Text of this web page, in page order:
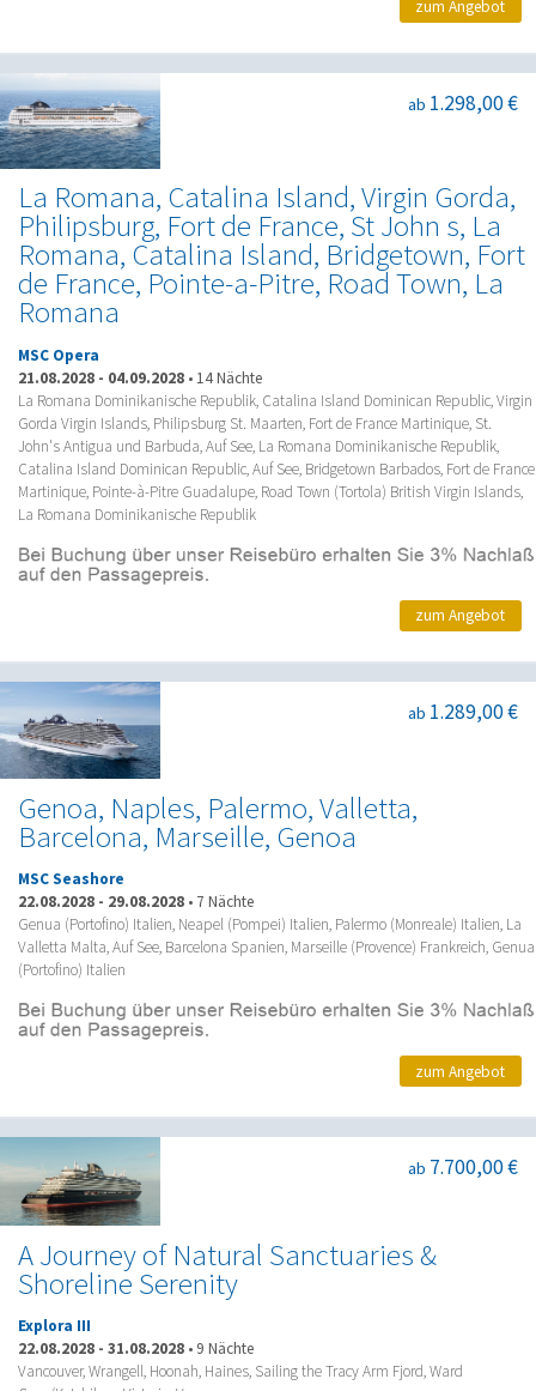
zum Angebot
La Romana, Catalina Island, Virgin Gorda,
Philipsburg, Fort de France, St John s, La
Romana, Catalina Island, Bridgetown, Fort
de France, Pointe-a-Pitre, Road Town, La
Romana
ab 1.298,00 €
MSC Opera
21.08.2028 - 04.09.2028 • 14 Nächte
La Romana Dominikanische Republik, Catalina Island Dominican Republic, Virgin
Gorda Virgin Islands, Philipsburg St. Maarten, Fort de France Martinique, St.
John's Antigua und Barbuda, Auf See, La Romana Dominikanische Republik,
Catalina Island Dominican Republic, Auf See, Bridgetown Barbados, Fort de France
Martinique, Pointe-à-Pitre Guadalupe, Road Town (Tortola) British Virgin Islands,
La Romana Dominikanische Republik
zum Angebot
Genoa, Naples, Palermo, Valletta,
Barcelona, Marseille, Genoa
ab 1.289,00 €
MSC Seashore
22.08.2028 - 29.08.2028 • 7 Nächte
Genua (Portofino) Italien, Neapel (Pompei) Italien, Palermo (Monreale) Italien, La
Valletta Malta, Auf See, Barcelona Spanien, Marseille (Provence) Frankreich, Genua
(Portofino) Italien
zum Angebot
A Journey of Natural Sanctuaries &
Shoreline Serenity
ab 7.700,00 €
Explora III
22.08.2028 - 31.08.2028 • 9 Nächte
Vancouver, Wrangell, Hoonah, Haines, Sailing the Tracy Arm Fjord, Ward